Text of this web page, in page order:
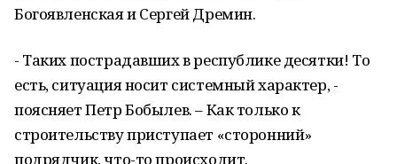
Богоявленская и Сергей Дремин.
- Таких пострадавших в республике десятки! То
есть, ситуация носит системный характер, -
поясняет Петр Бобылев. – Как только к
строительству приступает «сторонний»
подрядчик, что-то происходит.